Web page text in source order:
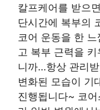
칼프케어를 받으
단시간에 복부의
코어 운동을 한
고 복부 근력을
니까…항상 관리
변화된 모습이 기
진행됩니다~ 코